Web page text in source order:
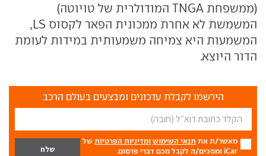
(ממשפחת TNGA המודולרית של טויוטה)
המשמשת לא אחרת ממכונית הפאר לקסוס LS,
המשמעות היא צמיחה משמעותית במידות לעומת
הדור היוצא.
הירשמו לקבלת עדכונים ומבצעים בעולם הרכב
מאשר/ת את תנאי השימוש ומדיניות הפרטיות של
iCar ומסכים/ה לקבל מכם דברי פרסום.